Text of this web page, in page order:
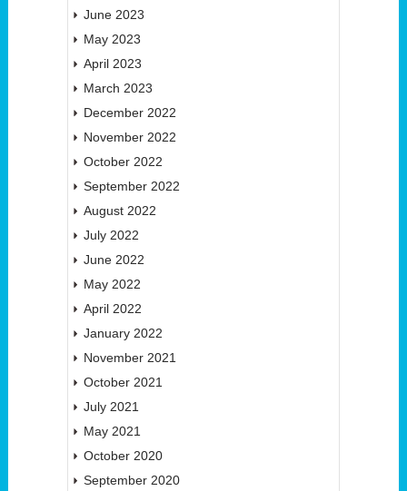
June 2023
May 2023
April 2023
March 2023
December 2022
November 2022
October 2022
September 2022
August 2022
July 2022
June 2022
May 2022
April 2022
January 2022
November 2021
October 2021
July 2021
May 2021
October 2020
September 2020